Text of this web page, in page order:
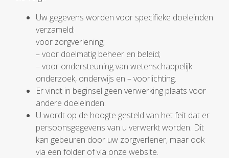
Uw gegevens worden voor specifieke doeleinden
verzameld:
voor zorgverlening;
– voor doelmatig beheer en beleid;
– voor ondersteuning van wetenschappelijk
onderzoek, onderwijs en – voorlichting.
Er vindt in beginsel geen verwerking plaats voor
andere doeleinden.
U wordt op de hoogte gesteld van het feit dat er
persoonsgegevens van u verwerkt worden. Dit
kan gebeuren door uw zorgverlener, maar ook
via een folder of via onze website.